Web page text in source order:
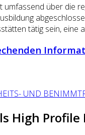
umfassend über die
tätig sein,
High Profile